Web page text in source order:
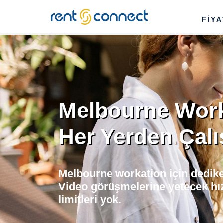
RENT'N
CONNECT
Melbourne
Her Yerden
Melbourne workation için
Video görüşmelerine yetecek
limitleri yok.